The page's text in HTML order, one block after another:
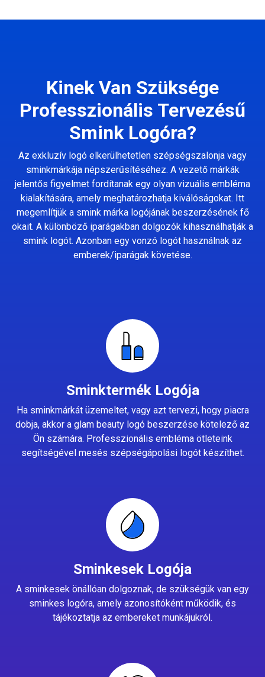
Kinek Van Szüksége
Professzionális Tervezésű
Smink Logóra?
Az exkluzív logó elkerülhetetlen szépségszalonja vagy
sminkmárkája népszerűsítéséhez. A vezető márkák
jelentős figyelmet fordítanak egy olyan vizuális embléma
kialakítására, amely meghatározhatja kiválóságokat. Itt
megemlítjük a smink márka logójának beszerzésének fő
okait. A különböző iparágakban dolgozók kihasználhatják a
smink logót. Azonban egy vonzó logót használnak az
emberek/iparágak követése.
Sminktermék Logója
Ha sminkmárkát üzemeltet, vagy azt tervezi, hogy piacra
dobja, akkor a glam beauty logó beszerzése kötelező az
Ön számára. Professzionális embléma ötleteink
segítségével mesés szépségápolási logót készíthet.
Sminkesek Logója
A sminkesek önállóan dolgoznak, de szükségük van egy
sminkes logóra, amely azonosítóként működik, és
tájékoztatja az embereket munkájukról.